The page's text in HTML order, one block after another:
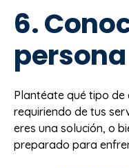
6.
persona
Plantéate qué tipo de
requiriendo de tus
eres una solución, o
preparado para